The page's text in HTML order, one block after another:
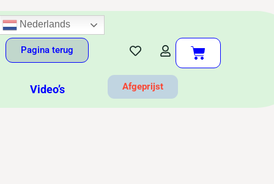
Nederlands
Pagina terug
Video’s Afgeprijst